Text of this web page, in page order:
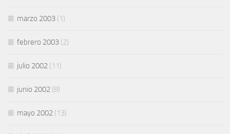
marzo 2003 (1)
febrero 2003 (2)
julio 2002 (11)
junio 2002 (8)
mayo 2002 (13)